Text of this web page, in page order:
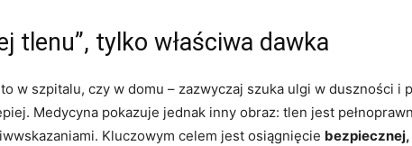
tlenu”, tylko właściwa dawka
w szpitalu, czy w domu – zazwyczaj szuka ulgi w duszności
Medycyna pokazuje jednak inny obraz: tlen jest
Kluczowym celem jest osiągnięcie